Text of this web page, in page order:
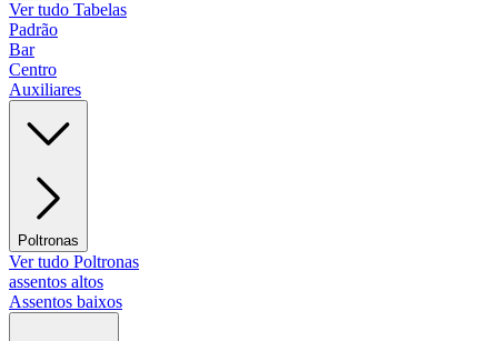
Ver tudo Tabelas
Padrão
Bar
Centro
Auxiliares
Poltronas
Ver tudo Poltronas
assentos altos
Assentos baixos